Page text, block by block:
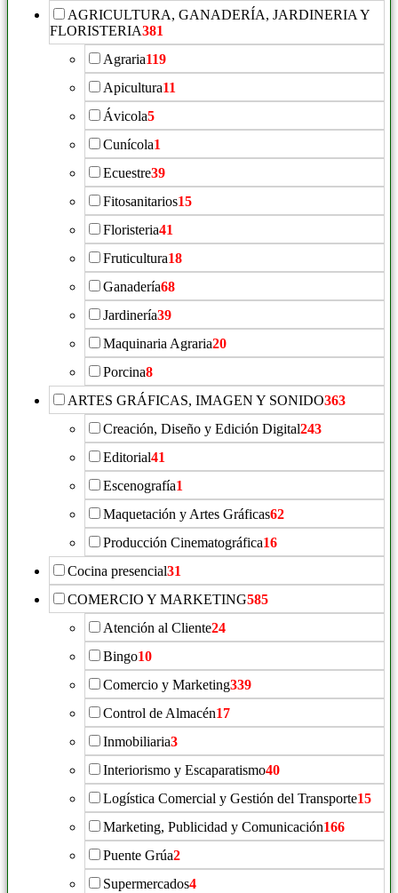
AGRICULTURA, GANADERÍA, JARDINERIA Y
FLORISTERIA381
Agraria119
Apicultura11
Ávicola5
Cunícola1
Ecuestre39
Fitosanitarios15
Floristeria41
Fruticultura18
Ganadería68
Jardinería39
Maquinaria Agraria20
Porcina8
ARTES GRÁFICAS, IMAGEN Y SONIDO363
Creación, Diseño y Edición Digital243
Editorial41
Escenografía1
Maquetación y Artes Gráficas62
Producción Cinematográfica16
Cocina presencial31
COMERCIO Y MARKETING585
Atención al Cliente24
Bingo10
Comercio y Marketing339
Control de Almacén17
Inmobiliaria3
Interiorismo y Escaparatismo40
Logística Comercial y Gestión del Transporte15
Marketing, Publicidad y Comunicación166
Puente Grúa2
Supermercados4